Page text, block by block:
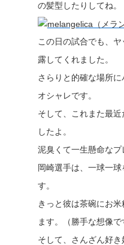
の髪型したりしてね。
この日の試合でも、
露してくれました。
さらりと的確な場所
オシャレです。
そして、これまた最
したよ。
泥臭くて一生懸命なプ
岡崎選手は、一球一
す。
きっと彼は茶碗にお
ます。（勝手な想像で
そして、さんざん好